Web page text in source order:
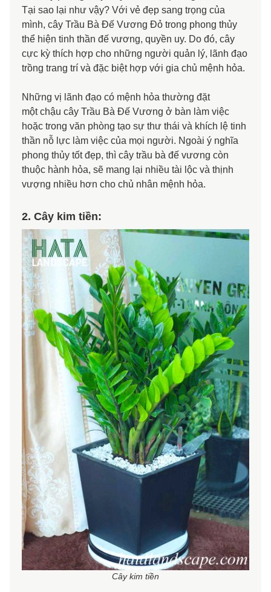
Tại sao lại như vậy? Với vẻ đẹp sang trọng của
mình, cây Trầu Bà Đế Vương Đỏ trong phong thủy
thể hiện tinh thần đế vương, quyền uy. Do đó, cây
cực kỳ thích hợp cho những người quản lý, lãnh đạo
trồng trang trí và đặc biệt hợp với gia chủ mệnh hỏa.
Những vị lãnh đạo có mệnh hỏa thường đặt
một chậu cây Trầu Bà Đế Vương ở bàn làm việc
hoặc trong văn phòng tạo sự thư thái và khích lệ tinh
thần nỗ lực làm việc của mọi người. Ngoài ý nghĩa
phong thủy tốt đẹp, thì cây trầu bà đế vương còn
thuộc hành hỏa, sẽ mang lại nhiều tài lộc và thịnh
vượng nhiều hơn cho chủ nhân mệnh hỏa.
2. Cây kim tiền:
Cây kim tiền